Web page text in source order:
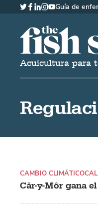
The Fish Site
Acuicultura para
Twitter
Facebook
LinkedIn
Instagram
YouTube
Guía de
Câr-y-Môr gana
CAMBIO CLIMÁTICO